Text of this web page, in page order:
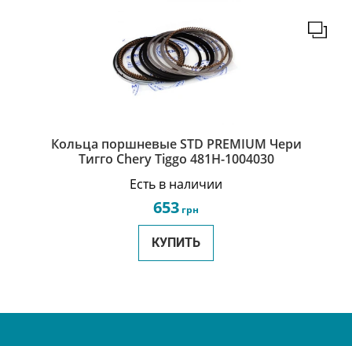
Кольца поршневые STD PREMIUM Чери
Тигго Chery Tiggo 481H-1004030
Есть в наличии
653 грн
КУПИТЬ